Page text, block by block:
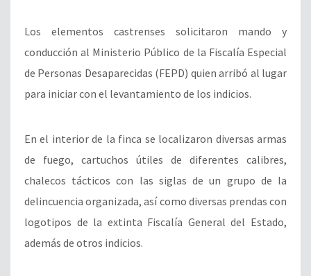
Los elementos castrenses solicitaron mando y
conducción al Ministerio Público de la Fiscalía Especial
de Personas Desaparecidas (FEPD) quien arribó al lugar
para iniciar con el levantamiento de los indicios.
En el interior de la finca se localizaron diversas armas
de fuego, cartuchos útiles de diferentes calibres,
chalecos tácticos con las siglas de un grupo de la
delincuencia organizada, así como diversas prendas con
logotipos de la extinta Fiscalía General del Estado,
además de otros indicios.